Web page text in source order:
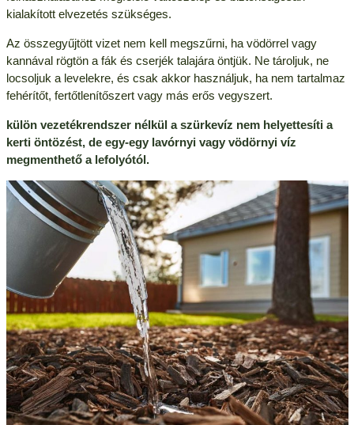
kialakított elvezetés szükséges.
Az összegyűjtött vizet nem kell megszűrni, ha vödörrel vagy
kannával rögtön a fák és cserjék talajára öntjük. Ne tároljuk, ne
locsoljuk a levelekre, és csak akkor használjuk, ha nem tartalmaz
fehérítőt, fertőtlenítőszert vagy más erős vegyszert.
külön vezetékrendszer nélkül a szürkevíz nem helyettesíti a
kerti öntözést, de egy-egy lavórnyi vagy vödörnyi víz
megmenthető a lefolyótól.